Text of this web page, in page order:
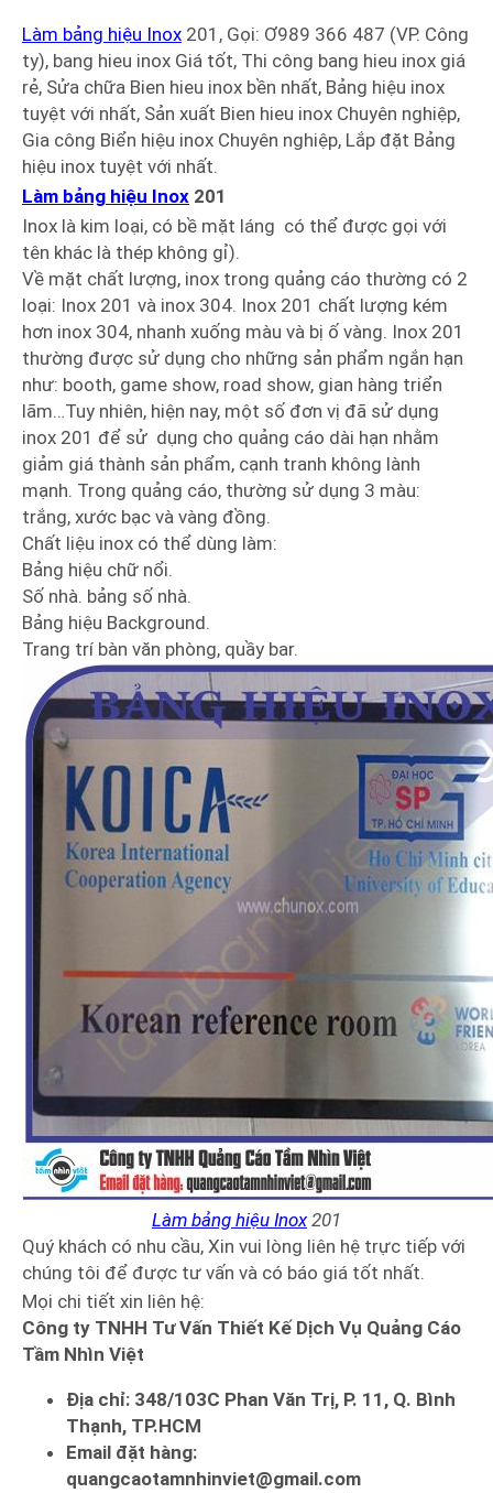
Làm bảng hiệu Inox 201, Gọi: Ơ989 366 487 (VP. Công
ty), bang hieu inox Giá tốt, Thi công bang hieu inox giá
rẻ, Sửa chữa Bien hieu inox bền nhất, Bảng hiệu inox
tuyệt với nhất, Sản xuất Bien hieu inox Chuyên nghiệp,
Gia công Biển hiệu inox Chuyên nghiệp, Lắp đặt Bảng
hiệu inox tuyệt với nhất.
Làm bảng hiệu Inox 201
Inox là kim loại, có bề mặt láng có thể được gọi với
tên khác là thép không gỉ).
Về mặt chất lượng, inox trong quảng cáo thường có 2
loại: Inox 201 và inox 304. Inox 201 chất lượng kém
hơn inox 304, nhanh xuống màu và bị ố vàng. Inox 201
thường được sử dụng cho những sản phẩm ngắn hạn
như: booth, game show, road show, gian hàng triển
lãm…Tuy nhiên, hiện nay, một số đơn vị đã sử dụng
inox 201 để sử dụng cho quảng cáo dài hạn nhằm
giảm giá thành sản phẩm, cạnh tranh không lành
mạnh. Trong quảng cáo, thường sử dụng 3 màu:
trắng, xước bạc và vàng đồng.
Chất liệu inox có thể dùng làm:
Bảng hiệu chữ nổi.
Số nhà. bảng số nhà.
Bảng hiệu Background.
Trang trí bàn văn phòng, quầy bar.
Làm bảng hiệu Inox201
Quý khách có nhu cầu, Xin vui lòng liên hệ trực tiếp với
chúng tôi để được tư vấn và có báo giá tốt nhất.
Mọi chi tiết xin liên hệ:
Công ty TNHH Tư Vấn Thiết Kế Dịch Vụ Quảng Cáo
Tầm Nhìn Việt
Địa chỉ: 348/103C Phan Văn Trị, P. 11, Q. Bình
Thạnh, TP.HCM
Email đặt hàng:
quangcaotamnhinviet@gmail.com